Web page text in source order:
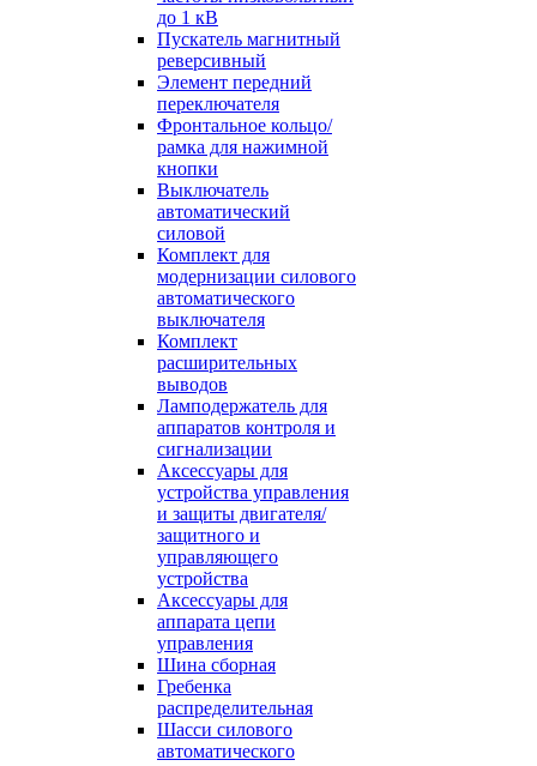
до 1 кВ
Пускатель магнитный
реверсивный
Элемент передний
переключателя
Фронтальное кольцо/
рамка для нажимной
кнопки
Выключатель
автоматический
силовой
Комплект для
модернизации силового
автоматического
выключателя
Комплект
расширительных
выводов
Ламподержатель для
аппаратов контроля и
сигнализации
Аксессуары для
устройства управления
и защиты двигателя/
защитного и
управляющего
устройства
Аксессуары для
аппарата цепи
управления
Шина сборная
Гребенка
распределительная
Шасси силового
автоматического